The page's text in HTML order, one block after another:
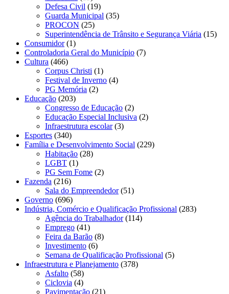
Defesa Civil (19)
Guarda Municipal (35)
PROCON (25)
Superintendência de Trânsito e Segurança Viária (15)
Consumidor(1)
Controladoria Geral do Município (7)
Cultura (466)
Corpus Christi (1)
Festival de Inverno (4)
PG Memória (2)
Educação (203)
Congresso de Educação (2)
Educação Especial Inclusiva (2)
Infraestrutura escolar(3)
Esportes (340)
Família e Desenvolvimento Social (229)
Habitação (28)
LGBT (1)
PG Sem Fome (2)
Fazenda (216)
Sala do Empreendedor(51)
Governo (696)
Indústria, Comércio e Qualificação Profissional (283)
Agência do Trabalhador(114)
Emprego (41)
Feira da Barão (8)
Investimento (6)
Semana de Qualificação Profissional (5)
Infraestrutura e Planejamento (378)
Asfalto (58)
Ciclovia (4)
Pavimentação (21)